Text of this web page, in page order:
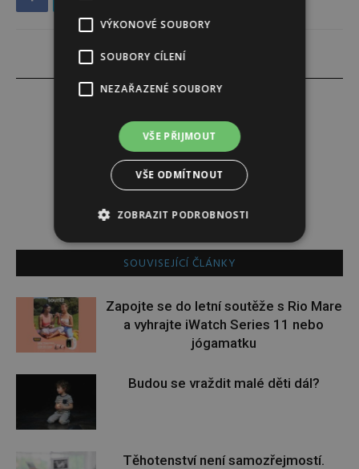
PR ČLÁNEK
SOUVISEJÍCÍ ČLÁNKY
Zapojte se do letní soutěže s Rio Mare
a vyhrajte iWatch Series 11 nebo
jógamatku
Budou se vraždit malé děti dál?
Těhotenství není samozřejmostí.
VÝKONOVÉ SOUBORY
SOUBORY CÍLENÍ
NEZAŘAZENÉ SOUBORY
VŠE PŘIJMOUT
VŠE ODMÍTNOUT
ZOBRAZIT PODROBNOSTI